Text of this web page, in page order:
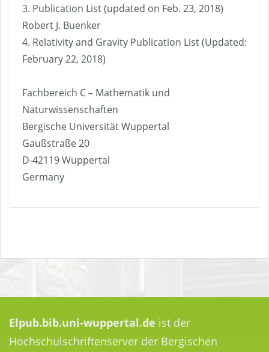
3. Publication List (updated on Feb. 23, 2018)
Robert J. Buenker
4. Relativity and Gravity Publication List (Updated:
February 22, 2018)
Fachbereich C – Mathematik und
Naturwissenschaften
Bergische Universität Wuppertal
Gaußstraße 20
D-42119 Wuppertal
Germany
Elpub.bib.uni-wuppertal.de ist der
Hochschulschriftenserver der Bergischen